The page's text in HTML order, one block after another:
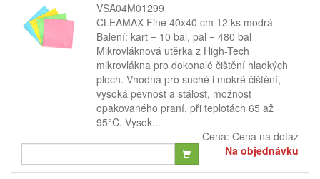
VSA04M01299
CLEAMAX Fine 40x40 cm 12 ks modrá
Balení: kart = 10 bal, pal = 480 bal
Mikrovláknová utěrka z High-Tech
mikrovlákna pro dokonalé čištění hladkých
ploch. Vhodná pro suché i mokré čištění,
vysoká pevnost a stálost, možnost
opakovaného praní, při teplotách 65 až
95°C. Vysok...
Cena: Cena na dotaz
Na objednávku